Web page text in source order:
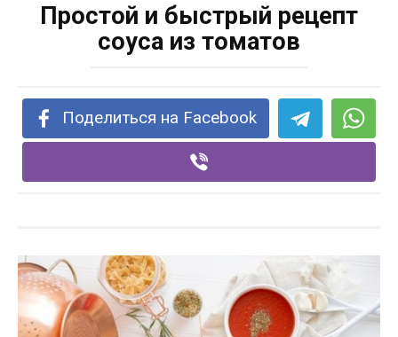
Простой и быстрый рецепт
соуса из томатов
Поделиться на Facebook